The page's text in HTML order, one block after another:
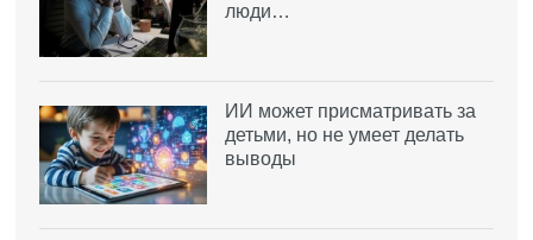
люди…
ИИ может присматривать за
детьми, но не умеет делать
выводы